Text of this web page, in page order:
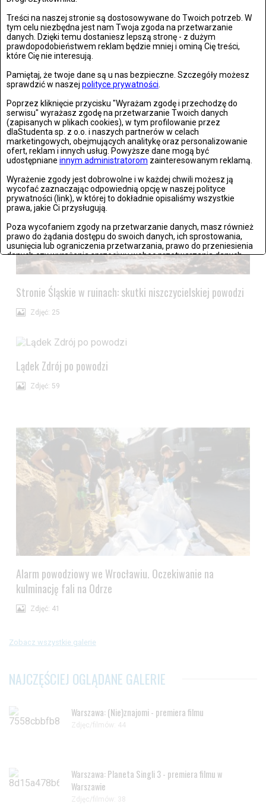
Treści na naszej stronie są dostosowywane do Twoich potrzeb. W
tym celu niezbędna jest nam Twoja zgoda na przetwarzanie
danych. Dzięki temu dostaniesz lepszą stronę - z dużym
prawdopodobieństwem reklam będzie mniej i ominą Cię treści,
które Cię nie interesują.
Pamiętaj, że twoje dane są u nas bezpieczne. Szczegóły możesz
sprawdzić w naszej polityce prywatności
Poprzez kliknięcie przycisku "Wyrażam zgodę i przechodzę do
serwisu" wyrażasz zgodę na przetwarzanie Twoich danych
(zapisanych w plikach cookies), w tym profilowanie przez
dlaStudenta sp. z o.o. i naszych partnerów w celach
marketingowych, obejmujących analitykę oraz personalizowanie
ofert, reklam i innych usług. Powyższe dane mogą być
udostępniane innym administratorom zainteresowanym reklamą.
Wyrażenie zgody jest dobrowolne i w każdej chwili możesz ją
wycofać zaznaczając odpowiednią opcję w naszej polityce
prywatności (link), w której to dokładnie opisaliśmy wszystkie
prawa, jakie Ci przysługują.
Poza wycofaniem zgody na przetwarzanie danych, masz również
prawo do żądania dostępu do swoich danych, ich sprostowania,
usunięcia lub ograniczenia przetwarzania, prawo do przeniesienia
danych czy wyrażenia sprzeciwu wobec przetwarzania danych.
Jeżeli nie chcesz wyrazić zgody na przetwarzanie plików cookies,
ustawień zaawansowanych
Wrocław: Romeo i Julia - próba prasowa we wrocławskim
Teatrze Capitol
Zdjęć: 26
Stronie Śląskie w ruinach: skutki niszczycielskiej powodzi
Zdjęć: 25
Lądek Zdrój po powodzi
Zdjęć: 59
Alarm powodziowy we Wrocławiu. Oczekiwanie na
kulminację fali na Odrze
Zdjęć: 41
Zobacz wszystkie galerie
NAJCZĘŚCIEJ OGLĄDANE GALERIE
Warszawa: (Nie)znajomi - premiera filmu
Zdjęc/filmów: 44
Warszawa: Planeta Singli 3 - premiera filmu w
Warszawie
Zdjęc/filmów: 38